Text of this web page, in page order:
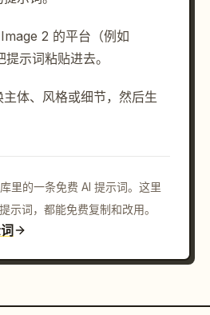
2 的平台（例如
示词粘贴进去。
体、风格或细节，然后生
里的一条免费 AI 提示词。这里
示词，都能免费复制和改用。